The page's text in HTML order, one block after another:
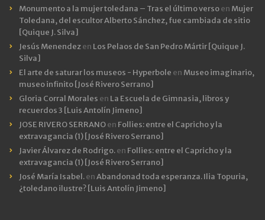
Monumento a la mujer toledana – Tras el último versoen Mujer
Toledana, del escultor Alberto Sánchez, fue cambiada de sitio
[Quique J. Silva]
Jesús Menendezen Los Pelaos de San Pedro Mártir [Quique J.
Silva]
El arte de saturar los museos - Hyperbole en Museo imaginario,
museo infinito [José Rivero Serrano]
Gloria Corral Morales en La Escuela de Gimnasia, libros y
recuerdos 3 [Luis Antolín Jimeno]
JOSE RIVERO SERRANOen Follies: entre el Capricho y la
extravagancia (1) [José Rivero Serrano]
Javier Álvarez de Rodrigo.en Follies: entre el Capricho y la
extravagancia (1) [José Rivero Serrano]
José María Isabel.enAbandonad toda esperanza. Ilia Topuria,
¿toledano ilustre? [Luis Antolín Jimeno]